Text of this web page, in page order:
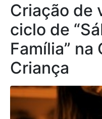
Criação de
ciclo de
Família” na
Criança